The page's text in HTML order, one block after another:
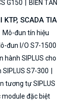
G150 BIẾN TẦN
SCADA TIA
Mô-đun tín hiệu
đun I/O S7-1500
hành SIPLUS cho
SIPLUS S7-300
tương tự SIPLUS
module đặc biệt